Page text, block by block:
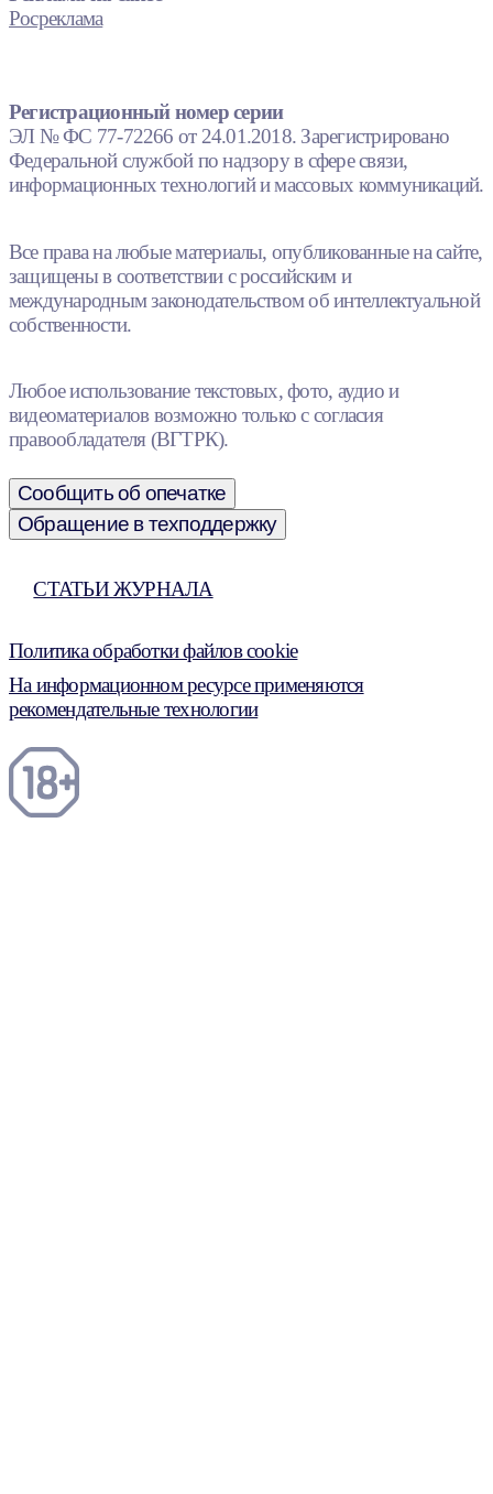
Росреклама
Регистрационный номер серии
ЭЛ № ФС 77-72266 от 24.01.2018. Зарегистрировано
Федеральной службой по надзору в сфере связи,
информационных технологий и массовых коммуникаций.
Все права на любые материалы, опубликованные на сайте,
защищены в соответствии с российским и
международным законодательством об интеллектуальной
собственности.
Любое использование текстовых, фото, аудио и
видеоматериалов возможно только с согласия
правообладателя (ВГТРК).
Сообщить об опечатке
Обращение в техподдержку
СТАТЬИ ЖУРНАЛА
Политика обработки файлов cookie
На информационном ресурсе применяются
рекомендательные технологии